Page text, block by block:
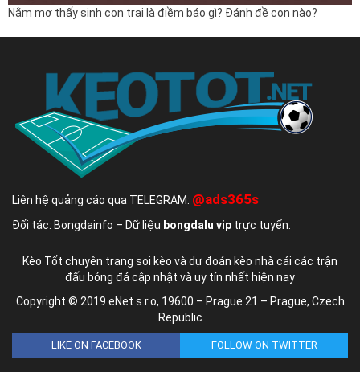
Nằm mơ thấy sinh con trai là điềm báo gì? Đánh đề con nào?
Liên hệ quảng cáo qua TELEGRAM: @ads365s
Đối tác: Bongdainfo – Dữ liệu bongdalu vip trực tuyến.
Kèo Tốt chuyên trang soi kèo và dự đoán kèo nhà cái các trận
đấu bóng đá cập nhật và uy tín nhất hiện nay
Copyright © 2019 eNet s.r.o, 19600 – Prague 21 – Prague, Czech
Republic
LIKE ON FACEBOOK FOLLOW ON TWITTER